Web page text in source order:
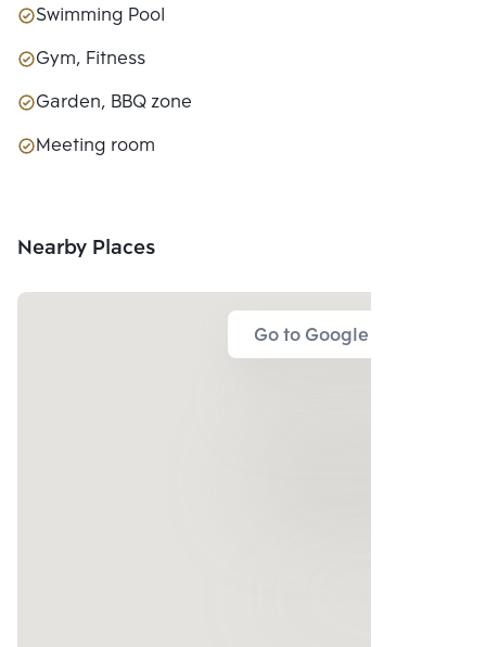
Swimming Pool
Gym, Fitness
Garden, BBQ zone
Meeting room
Nearby Places
Go to Google Map